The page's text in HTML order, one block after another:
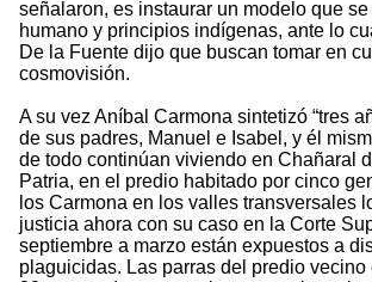
señalaron, es instaurar un modelo que
humano y principios indígenas, ante lo
De la Fuente dijo que buscan tomar en
cosmovisión.
A su vez Aníbal Carmona sintetizó “tres
de sus padres, Manuel e Isabel, y él
de todo continúan viviendo en Chañaral
Patria, en el predio habitado por cinco
los Carmona en los valles transversales
justicia ahora con su caso en la Corte
septiembre a marzo están expuestos a
plaguicidas. Las parras del predio vecino